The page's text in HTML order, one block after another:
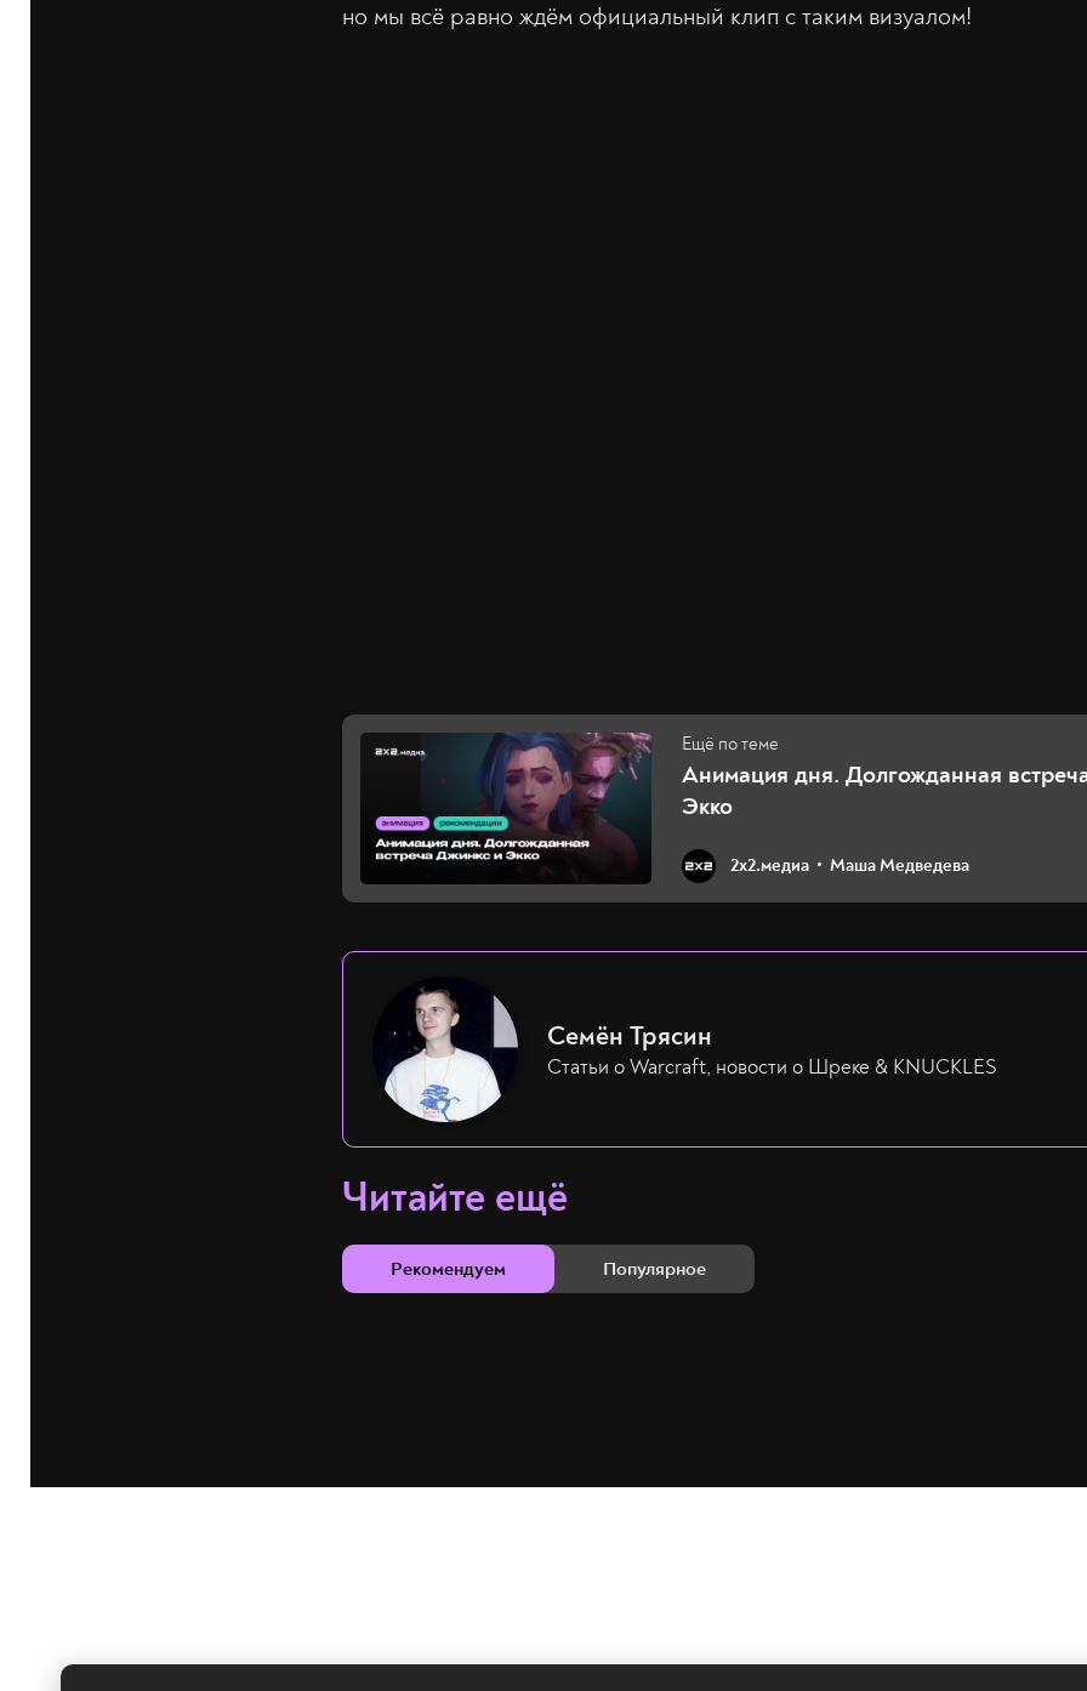
но мы всё равно ждём официальный клип с таким визуалом!
Анимация дня. Долгожданная
Экко
2х2.медиа Маша Медведева
Семён Трясин
Статьи о Warcraft, новости о Шреке & KNUCKLES
Читайте ещё
Рекомендуем Популярное